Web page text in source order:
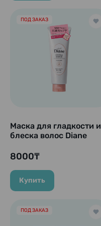
ПОД ЗАКАЗ
Маска для гладкости и
блеска волос Diane
Shine, NatureLab, 180 г
8000₸
Купить
ПОД ЗАКАЗ